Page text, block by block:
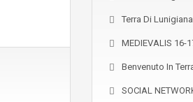
Terra Di
MEDIEVALIS 16-
Benvenuto In
SOCIAL